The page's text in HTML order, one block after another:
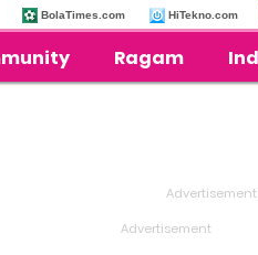
BolaTimes.com HiTekno.com
Ragam